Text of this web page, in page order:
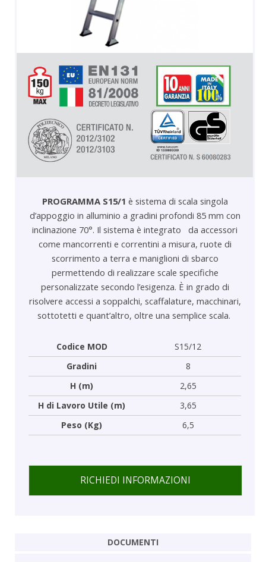
PROGRAMMA S15/1 è sistema di scala singola
d’appoggio in alluminio a gradini profondi 85 mm con
inclinazione 70°. Il sistema è integrato da accessori
come mancorrenti e correntini a misura, ruote di
scorrimento a terra e maniglioni di sbarco
permettendo di realizzare scale specifiche
personalizzate secondo l’esigenza. È in grado di
risolvere accessi a soppalchi, scaffalature, macchinari,
sottotetti e quant’altro, oltre una semplice scala.
Codice MOD
S15/12
Gradini
8
H (m)
2,65
H di Lavoro Utile (m)
3,65
Peso (Kg)
6,5
RICHIEDI INFORMAZIONI
DOCUMENTI